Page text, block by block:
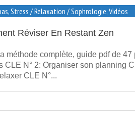
,Stress / Relaxation / Sophrologie,Vidéos
Réviser En Restant Zen
méthode complète, guide pdf de
N° 2: Organiser son planning
CLE N°...